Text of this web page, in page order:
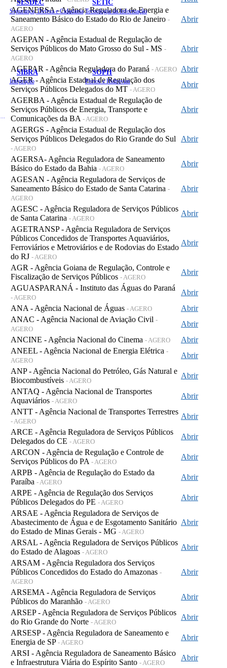
SESDEC
Segurança, Defesa e Cidadania
SETIC
Tecnologia da Informação
SIBRA
Integração
SOPH
Portos e Hidrovias
AGENERSA - Agência Reguladora de Energia e
Saneamento Básico do Estado do Rio de Janeiro -
AGERO
Abrir
AGEPAN - Agência Estadual de Regulação de
Serviços Públicos do Mato Grosso do Sul - MS -
AGERO
Abrir
AGEPAR - Agência Reguladora do Paraná - AGERO Abrir
AGER - Agência Estadual de Regulação dos
Serviços Públicos Delegados do MT - AGERO
Abrir
AGERBA - Agência Estadual de Regulação de
Serviços Públicos de Energia, Transporte e
Comunicações da BA - AGERO
Abrir
AGERGS - Agência Estadual de Regulação dos
Serviços Públicos Delegados do Rio Grande do Sul
- AGERO
Abrir
AGERSA- Agência Reguladora de Saneamento
Básico do Estado da Bahia - AGERO
Abrir
AGESAN - Agência Reguladora de Serviços de
Saneamento Básico do Estado de Santa Catarina -
AGERO
Abrir
AGESC - Agência Reguladora de Serviços Públicos
de Santa Catarina - AGERO
Abrir
AGETRANSP - Agência Reguladora de Serviços
Públicos Concedidos de Transportes Aquaviários,
Ferroviários e Metroviários e de Rodovias do Estado
do RJ - AGERO
Abrir
AGR - Agência Goiana de Regulação, Controle e
Fiscalização de Serviços Públicos - AGERO
Abrir
AGUASPARANÁ - Instituto das Águas do Paraná
- AGERO
Abrir
ANA - Agência Nacional de Águas - AGERO
Abrir
ANAC - Agência Nacional de Aviação Civil -
AGERO
Abrir
ANCINE - Agência Nacional do Cinema - AGERO
Abrir
ANEEL - Agência Nacional de Energia Elétrica -
AGERO
Abrir
ANP - Agência Nacional do Petróleo, Gás Natural e
Biocombustíveis - AGERO
Abrir
ANTAQ - Agência Nacional de Transportes
Aquaviários - AGERO
Abrir
ANTT - Agência Nacional de Transportes Terrestres
- AGERO
Abrir
ARCE - Agência Reguladora de Serviços Públicos
Delegados do CE - AGERO
Abrir
ARCON - Agência de Regulação e Controle de
Serviços Públicos do PA - AGERO
Abrir
ARPB - Agência de Regulação do Estado da
Paraíba - AGERO
Abrir
ARPE - Agência de Regulação dos Serviços
Públicos Delegados do PE - AGERO
Abrir
ARSAE - Agência Reguladora de Serviços de
Abastecimento de Água e de Esgotamento Sanitário
do Estado de Minas Gerais - MG - AGERO
Abrir
ARSAL - Agência Reguladora de Serviços Públicos
do Estado de Alagoas - AGERO
Abrir
ARSAM - Agência Reguladora dos Serviços
Públicos Concedidos do Estado do Amazonas -
AGERO
Abrir
ARSEMA - Agência Reguladora de Serviços
Públicos do Maranhão - AGERO
Abrir
ARSEP - Agência Reguladora de Serviços Públicos
do Rio Grande do Norte - AGERO
Abrir
ARSESP - Agência Reguladora de Saneamento e
Energia de SP - AGERO
Abrir
ARSI - Agência Reguladora de Saneamento Básico
e Infraestrutura Viária do Espírito Santo - AGERO
Abrir